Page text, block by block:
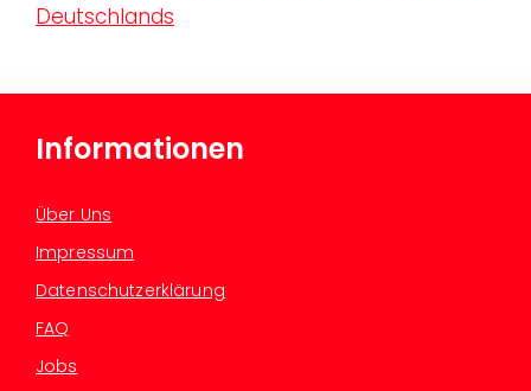
Deutschlands
Informationen
Über Uns
Impressum
Datenschutzerklärung
FAQ
Jobs